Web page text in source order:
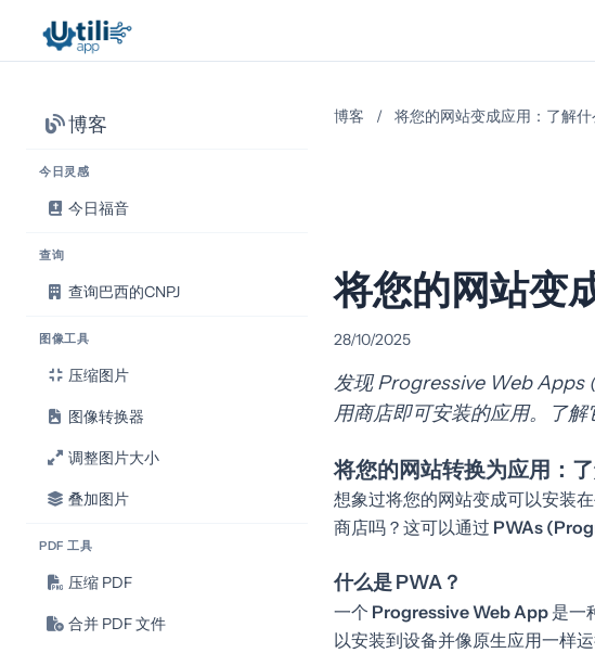
博客
今日灵感
今日福音
查询
查询巴西的CNPJ
图像工具
压缩图片
图像转换器
调整图片大小
叠加图片
PDF 工具
压缩 PDF
合并 PDF 文件
博客 / 将您的网站变成应用：了解
将您的网站变
28/10/2025
发现 Progressive Web Apps
用商店即可安装的应用。了解
将您的网站转换为应用：
想象过将您的网站变成可以安装
商店吗？这可以通过 PWAs
什么是 PWA？
一个 Progressive Web App 是一
以安装到设备并像原生应用一样